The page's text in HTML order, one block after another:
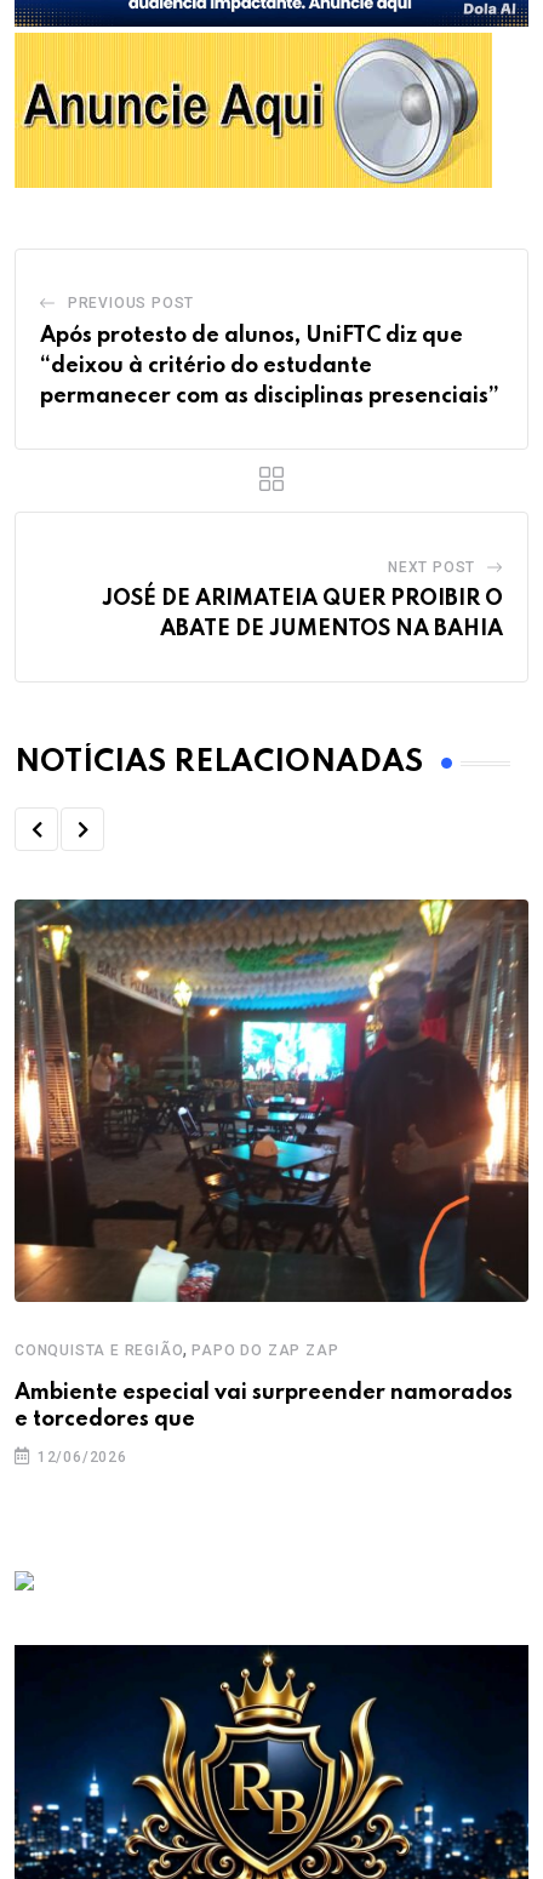
PREVIOUS POST
Após protesto de alunos, UniFTC diz que
“deixou à critério do estudante
permanecer com as disciplinas presenciais”
NEXT POST
JOSÉ DE ARIMATEIA QUER PROIBIR O
ABATE DE JUMENTOS NA BAHIA
NOTÍCIAS RELACIONADAS
CONQUISTA E REGIÃO,PAPO DO ZAP ZAP
Ambiente especial vai surpreender namorados
e torcedores que
12/06/2026